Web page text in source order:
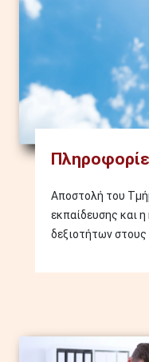
Αποστολή του
εκπαίδευσης και
δεξιοτήτων στους